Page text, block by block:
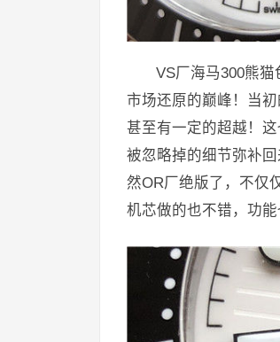
VS厂海马300熊
市场还原的巅峰！当
甚至有一定的超越！
被忽略掉的细节弥补
然OR厂绝版了，不仅
机芯做的也不错，功